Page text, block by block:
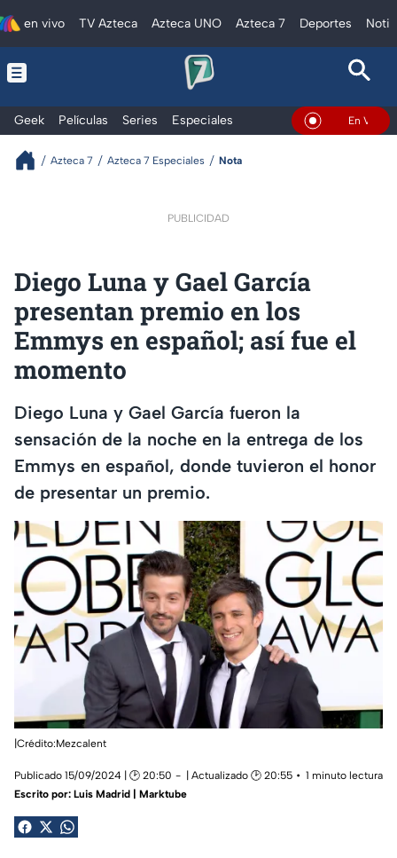
en vivo TV Azteca Azteca UNO Azteca 7 Deportes
Geek Películas Series Especiales En Vivo
Azteca 7 Azteca 7 Especiales Nota
PUBLICIDAD
Diego Luna y Gael García
presentan premio en los
Emmys en español; así fue el
momento
Diego Luna y Gael García fueron la
sensación de la noche en la entrega de los
Emmys en español, donde tuvieron el honor
de presentar un premio.
|Crédito:Mezcalent
Publicado 15/09/2024 | 🕑 20:50 | Actualizado 🕑 20:55
1 minuto lectura
Escrito por: Luis Madrid | Marktube